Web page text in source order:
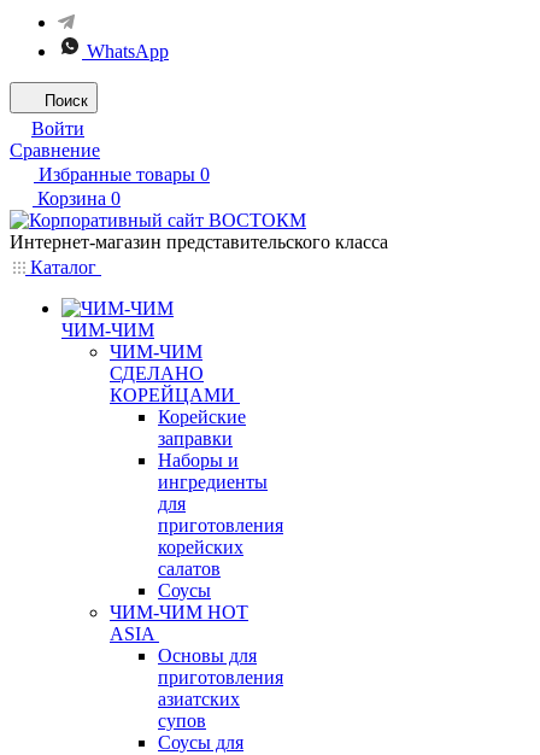
WhatsApp
Поиск
Войти
Сравнение
Избранные товары 0
Корзина 0
Интернет-магазин представительского класса
Каталог
ЧИМ-ЧИМ
ЧИМ-ЧИМ
СДЕЛАНО
КОРЕЙЦАМИ
Корейские
заправки
Наборы и
ингредиенты
для
приготовления
корейских
салатов
Соусы
ЧИМ-ЧИМ HOT
ASIA
Основы для
приготовления
азиатских
супов
Соусы для